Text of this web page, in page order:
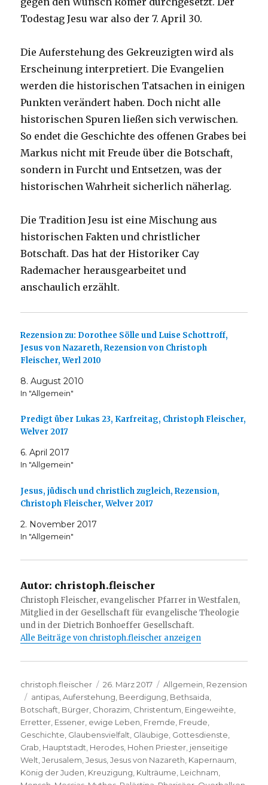
Todestag Jesu war also der 7. April 30.
Die Auferstehung des Gekreuzigten wird als
Erscheinung interpretiert. Die Evangelien
werden die historischen Tatsachen in einigen
Punkten verändert haben. Doch nicht alle
historischen Spuren ließen sich verwischen.
So endet die Geschichte des offenen Grabes bei
Markus nicht mit Freude über die Botschaft,
sondern in Furcht und Entsetzen, was der
historischen Wahrheit sicherlich näherlag.
Die Tradition Jesu ist eine Mischung aus
historischen Fakten und christlicher
Botschaft. Das hat der Historiker Cay
Rademacher herausgearbeitet und
anschaulich erzählt.
Rezension zu: Dorothee Sölle und Luise Schottroff,
Jesus von Nazareth, Rezension von Christoph
Fleischer, Werl 2010
8. August 2010
In "Allgemein"
Predigt über Lukas 23, Karfreitag, Christoph Fleischer,
Welver 2017
6. April 2017
In "Allgemein"
Jesus, jüdisch und christlich zugleich, Rezension,
Christoph Fleischer, Welver 2017
2. November 2017
In "Allgemein"
Autor: christoph.fleischer
Christoph Fleischer, evangelischer Pfarrer in Westfalen,
Mitglied in der Gesellschaft für evangelische Theologie
und in der Dietrich Bonhoeffer Gesellschaft.
Alle Beiträge von christoph.fleischer anzeigen
Autor
christoph.fleischer
Veröffentlicht
am
26. März 2017 Kategorien
Allgemein Rezension
Schlagwörter
antipas ,Auferstehung Beerdigung Bethsaida
Botschaft Bürger Chorazim Christentum Eingeweihte
Erretter Essener ewige Leben Fremde Freude
Geschichte Glaubensvielfalt Gläubige Gottesdienste
Grab Hauptstadt Herodes Hohen Priester jenseitige
Welt ,Jerusalem ,Jesus ,Jesus von Nazareth Kapernaum
König der Juden Kreuzigung Kulträume Leichnam